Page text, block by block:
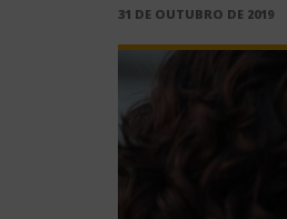
PUBLICADO
31 DE OUTUBRO DE 2019